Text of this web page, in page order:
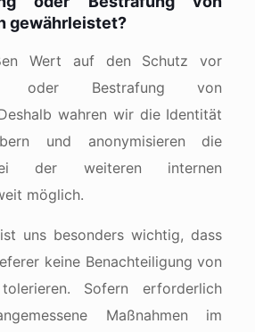
gewährleistet?
Wert auf den Schutz vor
oder Bestrafung von
wahren wir die Identität
und anonymisieren die
der weiteren internen
möglich.
uns besonders wichtig, dass
keine Benachteiligung von
Sofern erforderlich
Maßnahmen im